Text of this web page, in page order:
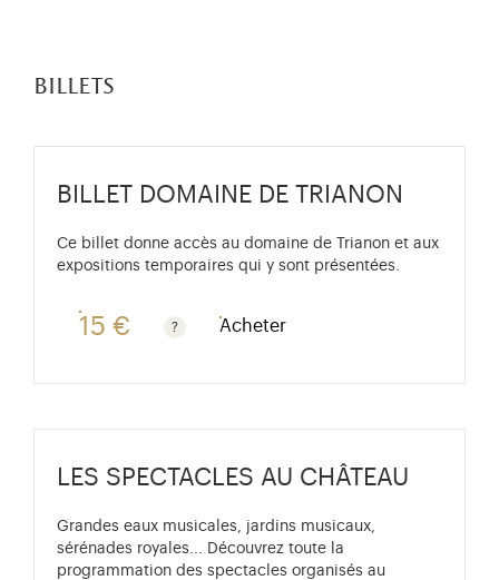
billets
BILLET DOMAINE DE TRIANON
Ce billet donne accès au domaine de Trianon et aux
expositions temporaires qui y sont présentées.
15 €
Tarif valable du 1er avril au 31 octobre. Tarif normal :
Acheter
LES SPECTACLES AU CHÂTEAU
Grandes eaux musicales, jardins musicaux,
sérénades royales... Découvrez toute la
programmation des spectacles organisés au